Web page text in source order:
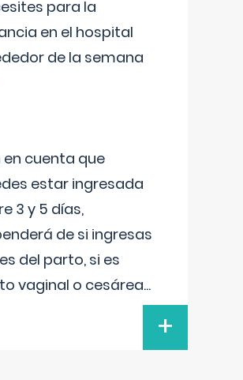
para la
en el hospital
de la semana
en cuenta que
estar ingresada
3 y 5 días,
de si ingresas
del parto, si es
vaginal o cesárea...
+